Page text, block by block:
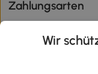
Zahlungsarten
Wir